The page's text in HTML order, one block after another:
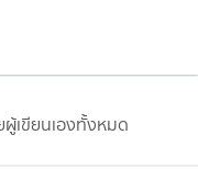
เขียนเองทั้งหมด